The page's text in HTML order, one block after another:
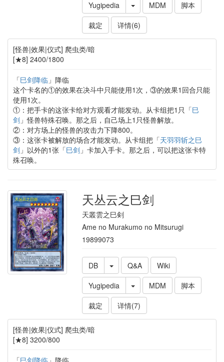
Yugipedia
MDM
脚本
裁定
详情(6)
[怪兽|效果|仪式] 爬虫类/暗
[★8] 2400/1800
「巳剑降临 」降临
这个卡名的①的效果在决斗中只能使用1次，③的效果1回合只能
使用1次。
①：把手卡的这张卡给对方观看才能发动。从卡组把1只「巳
剑」怪兽特殊召唤。那之后，自己场上1只怪兽解放。
②：对方场上的怪兽的攻击力下降800。
③：这张卡被解放的场合才能发动。从卡组把「天羽羽斩之巳
剑」以外的1张「巳剑」卡加入手卡。那之后，可以把这张卡特
殊召唤。
天丛云之巳剑
天叢雲之巳剣
Ame no Murakumo no Mitsurugi
19899073
DB Q&A
Wiki
Yugipedia
MDM
脚本
裁定
详情(7)
[怪兽|效果|仪式] 爬虫类/暗
[★8] 3200/800
「巳剑降临 」降临